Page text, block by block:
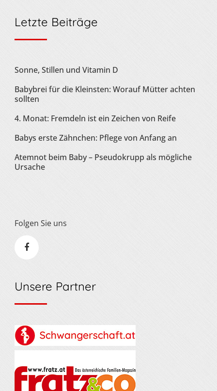
Letzte Beiträge
Sonne, Stillen und Vitamin D
Babybrei für die Kleinsten: Worauf Mütter achten
sollten
4. Monat: Fremdeln ist ein Zeichen von Reife
Babys erste Zähnchen: Pflege von Anfang an
Atemnot beim Baby – Pseudokrupp als mögliche
Ursache
Folgen Sie uns
Unsere Partner